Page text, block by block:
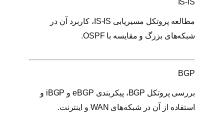
مطالعه پروتکل مسیریابی IS-IS، کاربرد آن در
شبکه‌های بزرگ و مقایسه با OSPF.
BGP
بررسی پروتکل BGP، پیکربندی eBGP و iBGP و
استفاده از آن در شبکه‌های WAN و اینترنت.